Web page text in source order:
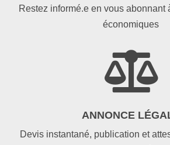
Restez informé.e en vous abonnant
économiques

ANNONCE
Devis instantané, publication et